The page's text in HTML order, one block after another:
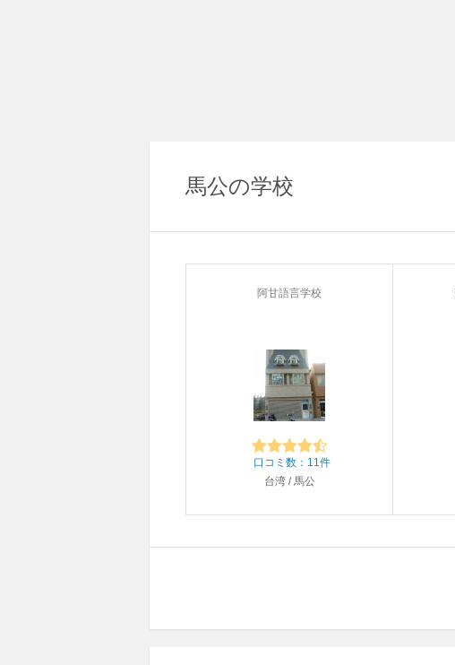
馬公の学校
阿甘語言学校
口コミ数：11件
台湾 / 馬公